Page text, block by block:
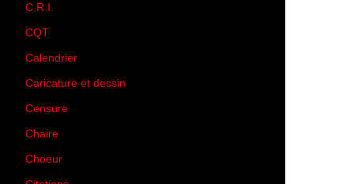
C.R.I.
CQT
Calendrier
Caricature et dessin
Censure
Chaire
Choeur